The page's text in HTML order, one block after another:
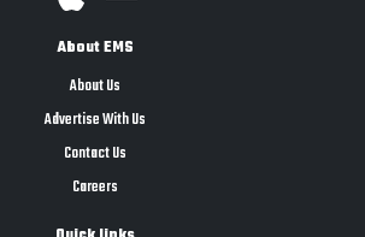
About EMS
About Us
Advertise With Us
Contact Us
Careers